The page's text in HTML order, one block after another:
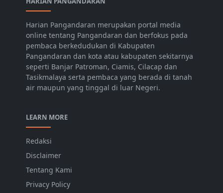
Harian Pangandaran merupakan portal media
online tentang Pangandaran dan berfokus pada
pembaca berkedudukan di Kabupaten
Pangandaran dan kota atau kabupaten sekitarnya
seperti Banjar Patroman, Ciamis, Cilacap dan
Tasikmalaya serta pembaca yang berada di tanah
air maupun yang tinggal di luar Negeri.
LEARN MORE
Redaksi
Disclaimer
Tentang Kami
Privacy Policy